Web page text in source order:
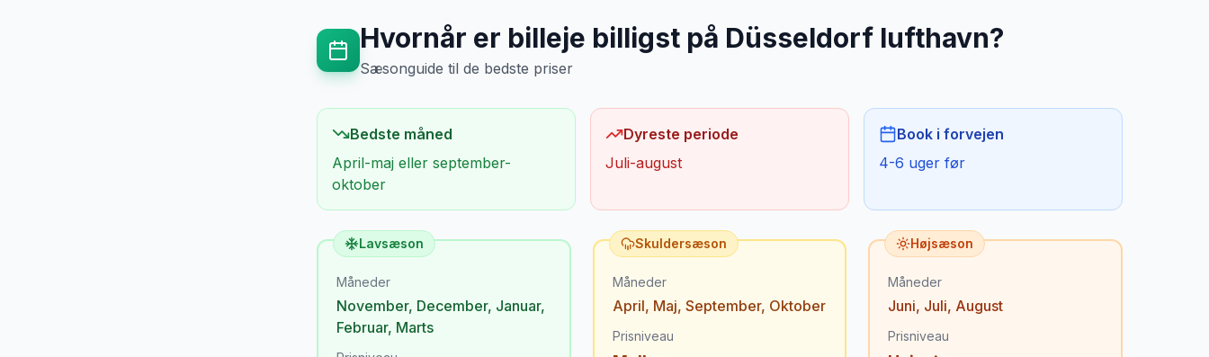
Hvornår er billeje billigst på Düsseldorf lufthavn?
Sæsonguide til de bedste priser
Bedste måned
April-maj eller september-
oktober
Dyreste periode
Juli-august
Book i forvejen
4-6 uger før
Lavsæson
Måneder
November, December, Januar,
Februar, Marts
Skuldersæson
Måneder
April, Maj, September, Oktober
Prisniveau
Højsæson
Måneder
Juni, Juli, August
Prisniveau